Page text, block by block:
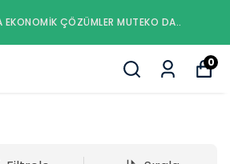
EKONOMIK ÇÖZÜMLER MUTEKO DA..
0